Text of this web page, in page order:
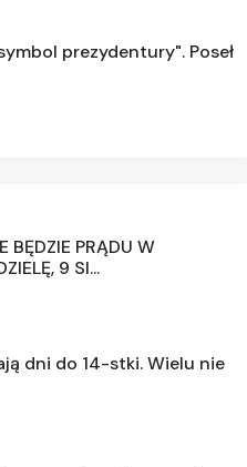
prezydentury". Poseł
BĘDZIE PRĄDU W
9 SI...
dni do 14-stki. Wielu nie